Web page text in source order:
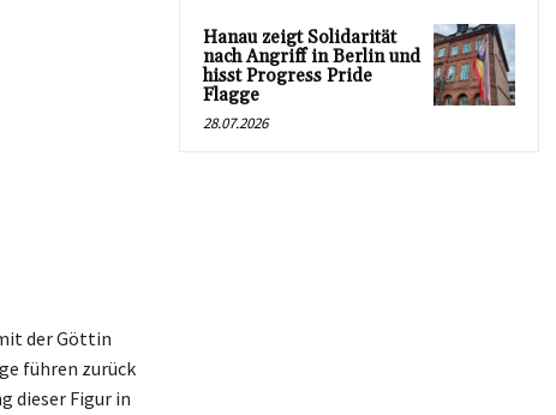
der Göttin
führen zurück
dieser Figur in
Hanau zeigt Solidarität
nach Angriff in Berlin und
hisst Progress Pride
Flagge
28.07.2026